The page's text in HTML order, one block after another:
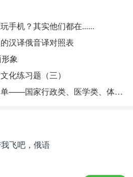
желаний
способ расшифровки
искажаются по
все нужно делать с
то есть картинку сна
наизнанку. Например, в
стакан с водой — на
— на слегка
версию сна озвучить
вопрос: «Что бы все это
手机？其实他们都在......
汉译俄音译对照表
象
化练习题（三）
中国承认的俄罗斯大学名单——国家行政类、医学类、体育类、农业类、建筑与艺术类
飞吧，俄语